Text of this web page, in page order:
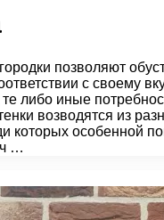
позволяют
с своему
либо иные
возводятся из
которых особенной
…